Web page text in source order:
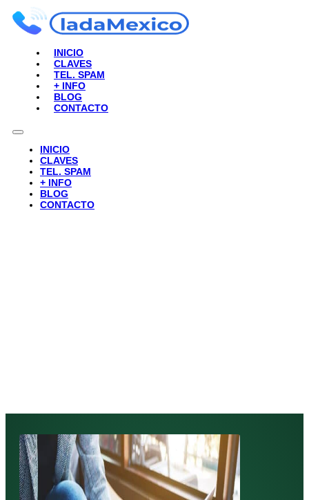
INICIO
CLAVES
TEL. SPAM
+ INFO
BLOG
CONTACTO
INICIO
CLAVES
TEL. SPAM
+ INFO
BLOG
CONTACTO